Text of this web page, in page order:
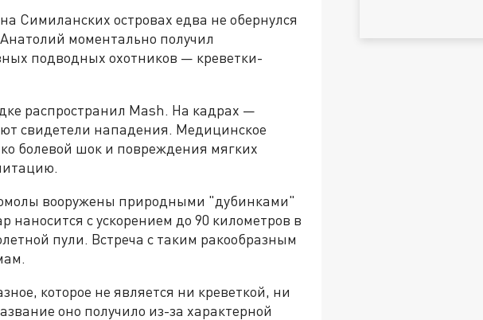
Симиланских островах едва не обернулся
моментально получил
подводных охотников — креветки-
распространил Mash. На кадрах —
свидетели нападения. Медицинское
болевой шок и повреждения мягких
вооружены природными "дубинками"
с ускорением до 90 километров в
пули. Встреча с таким ракообразным
которое не является ни креветкой, ни
оно получило из-за характерной